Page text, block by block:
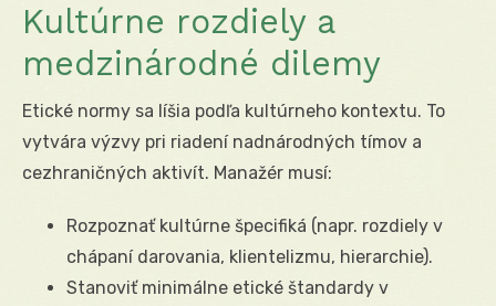
Kultúrne rozdiely a
medzinárodné dilemy
Etické normy sa líšia podľa kultúrneho kontextu. To
vytvára výzvy pri riadení nadnárodných tímov a
cezhraničných aktivít. Manažér musí:
Rozpoznať kultúrne špecifiká (napr. rozdiely v
chápaní darovania, klientelizmu, hierarchie).
Stanoviť minimálne etické štandardy v